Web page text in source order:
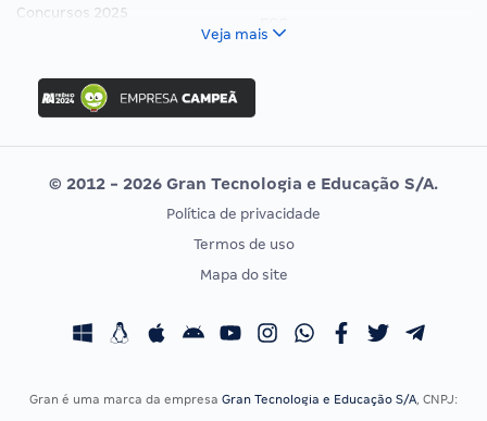
Concursos 2025
Concurso Nacional Unificado
Concurso Ibama
Concurso MPU
Editais publicados
Vunesp
CONCURSOS POR PROFISSÃO
Concursos Fiscais
EXAME DE ORDEM
Calendário OAB
Veja mais
© 2012 - 2026 Gran Tecnologia e Educação S/A.
Política de privacidade
Termos de uso
Mapa do site
Gran é uma marca da empresa Gran Tecnologia e Educação S/A, CNPJ: